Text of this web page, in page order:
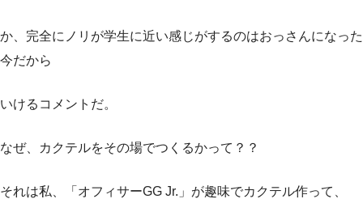
か、完全にノリが学生に近い感じがするのはおっさんになった
今だから
いけるコメントだ。
なぜ、カクテルをその場でつくるかって？？
それは私、「オフィサーGG Jr.」が趣味でカクテル作って、